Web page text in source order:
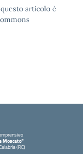
articolo è
Moscato"
(RC)
pagina iniziale della scuola